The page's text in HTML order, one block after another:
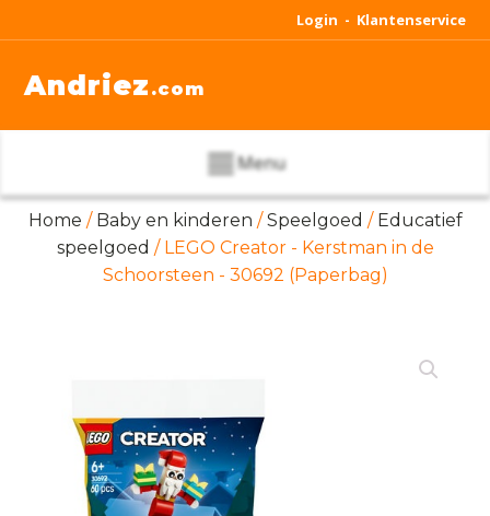
Login - Klantenservice
Andriez .com
Menu
Home / Baby en kinderen /Speelgoed / Educatief
speelgoed / LEGO Creator - Kerstman in de
Schoorsteen - 30692 (Paperbag)